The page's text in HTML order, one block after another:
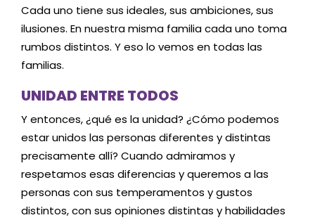
Cada uno tiene sus ideales, sus ambiciones, sus
ilusiones. En nuestra misma familia cada uno toma
rumbos distintos. Y eso lo vemos en todas las
familias.
UNIDAD ENTRE TODOS
Y entonces, ¿qué es la unidad? ¿Cómo podemos
estar unidos las personas diferentes y distintas
precisamente allí? Cuando admiramos y
respetamos esas diferencias y queremos a las
personas con sus temperamentos y gustos
distintos, con sus opiniones distintas y habilidades